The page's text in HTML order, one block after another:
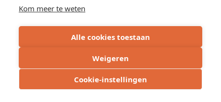
Kom meer te weten
Alle cookies toestaan
Weigeren
Cookie-instellingen
NIEUWE
AMERIKAANSE
INVOERHEFFINGEN
ZIJN
KRACHT: